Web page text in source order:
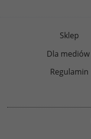
Sklep
Dla mediów
Regulamin